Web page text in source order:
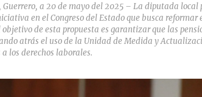
Guerrero, a 20 de mayo del 2025 – La diputada
en el Congreso del Estado que busca
objetivo de esta propuesta es garantizar que las
atrás el uso de la Unidad de Medida y
los derechos laborales.